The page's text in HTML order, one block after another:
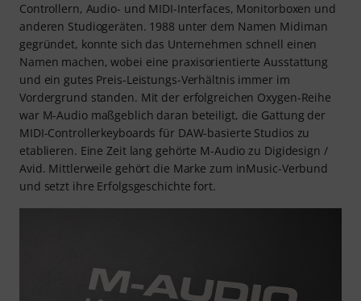
Controllern, Audio- und MIDI-Interfaces, Monitorboxen und
anderen Studiogeräten. 1988 unter dem Namen Midiman
gegründet, konnte sich das Unternehmen schnell einen
Namen machen, wobei eine praxisorientierte Ausstattung
und ein gutes Preis-Leistungs-Verhältnis immer im
Vordergrund standen. Mit der erfolgreichen Oxygen-Reihe
war M-Audio maßgeblich daran beteiligt, die Gattung der
MIDI-Controllerkeyboards für DAW-basierte Studios zu
etablieren. Eine Zeit lang gehörte M-Audio zu Digidesign /
Avid. Mittlerweile gehört die Marke zum inMusic-Verbund
und setzt ihre Erfolgsgeschichte fort.